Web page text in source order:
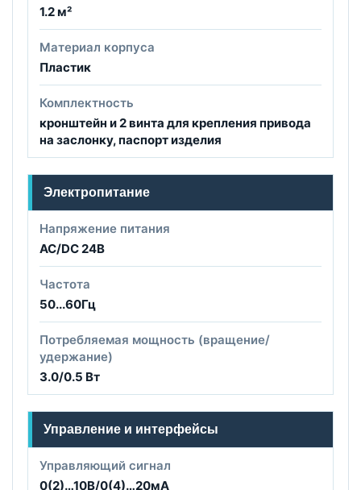
1.2 м²
Материал корпуса
Пластик
Комплектность
кронштейн и 2 винта для крепления привода
на заслонку, паспорт изделия
Электропитание
Напряжение питания
AC/DC 24B
Частота
50...60Гц
Потребляемая мощность (вращение/
удержание)
3.0/0.5 Вт
Управление и интерфейсы
Управляющий сигнал
0(2)…10В/0(4)…20мА